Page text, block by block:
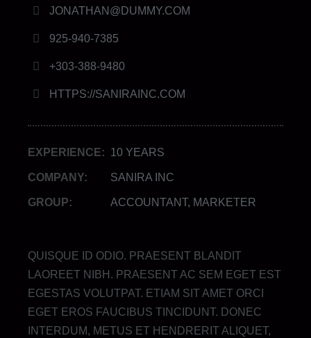
JONATHAN@DUMMY.COM
925-940-7385
+303-388-9480
HTTPS://SANIRAINC.COM
EXPERIENCE: 10 YEARS
COMPANY: SANIRA INC
GROUP: ACCOUNTANT, MARKETER
QUISQUE ID ODIO. PRAESENT BLANDIT
LAOREET NIBH. PRAESENT AC SEM EGET EST
EGESTAS VOLUTPAT. ETIAM SIT AMET ORCI
EGET EROS FAUCIBUS TINCIDUNT. DONEC
INTERDUM, METUS ET HENDRERIT ALIQUET,